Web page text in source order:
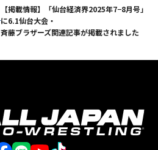
【掲載情報】「仙台経済界2025年7−8月号」
に6.1仙台大会・
斉藤ブラザーズ関連記事が掲載されました